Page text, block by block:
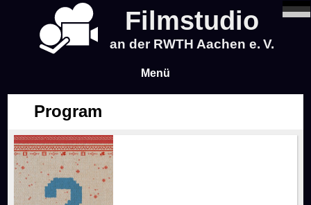
Filmstudio
an der RWTH Aachen e. V.
Menü
Program